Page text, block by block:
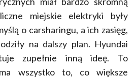
miejskie elektryki były
o carsharingu, a ich zasięg,
na dalszy plan. Hyundai
zupełnie inną ideę. To
wszystko to, co większe